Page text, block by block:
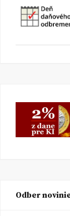
Odber